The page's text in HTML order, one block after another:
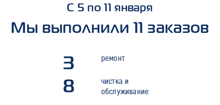
С 5 по 11 января
Мы выполнили 11 заказов
3 ремонт
8
чистка и
обслуживание